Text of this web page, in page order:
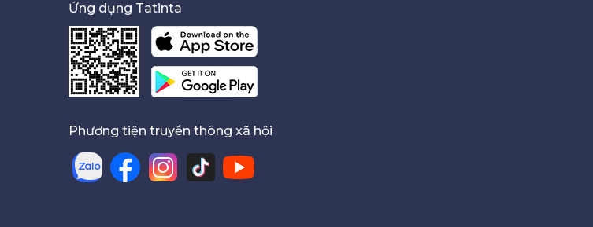
Ứng dụng Tatinta
Phương tiện truyền thông xã hội